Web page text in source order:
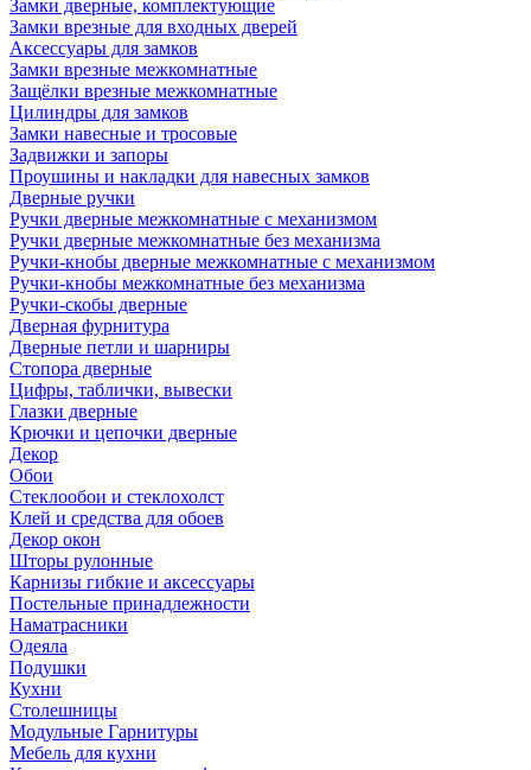
Замки дверные, комплектующие
Замки врезные для входных дверей
Аксессуары для замков
Замки врезные межкомнатные
Защёлки врезные межкомнатные
Цилиндры для замков
Замки навесные и тросовые
Задвижки и запоры
Проушины и накладки для навесных замков
Дверные ручки
Ручки дверные межкомнатные с механизмом
Ручки дверные межкомнатные без механизма
Ручки-кнобы дверные межкомнатные с механизмом
Ручки-кнобы межкомнатные без механизма
Ручки-скобы дверные
Дверная фурнитура
Дверные петли и шарниры
Стопора дверные
Цифры, таблички, вывески
Глазки дверные
Крючки и цепочки дверные
Декор
Обои
Стеклообои и стеклохолст
Клей и средства для обоев
Декор окон
Шторы рулонные
Карнизы гибкие и аксессуары
Постельные принадлежности
Наматрасники
Одеяла
Подушки
Кухни
Столешницы
Модульные Гарнитуры
Мебель для кухни